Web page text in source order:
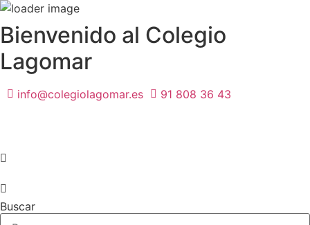
Ir
al
contenido
Bienvenido al Colegio
Lagomar
info@colegiolagomar.es 91 808 36 43
Buscar